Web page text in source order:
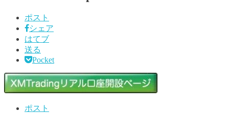
ポスト
シェア
はてブ
送る
Pocket
ポスト